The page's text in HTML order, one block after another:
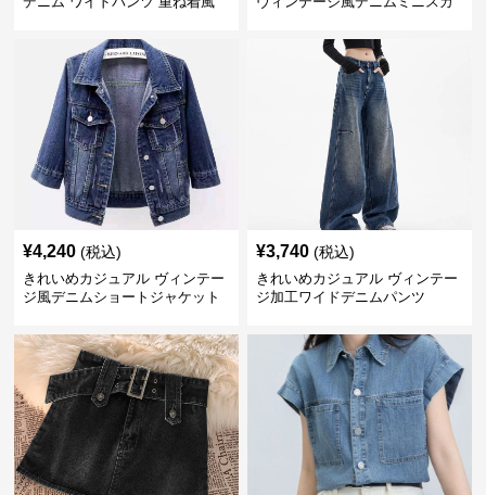
¥4,240 (税込)
きれいめカジュアル ヴィンテー
ジ風デニムショートジャケット
¥3,740 (税込)
きれいめカジュアル ヴィンテー
ジ加工ワイドデニムパンツ